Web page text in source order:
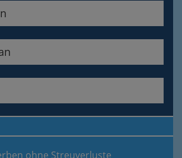
ohne Streuverluste